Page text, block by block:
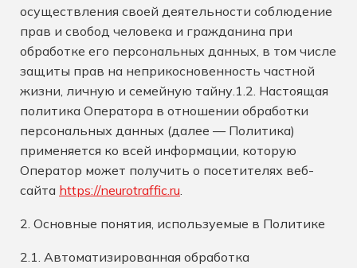
осуществления своей деятельности соблюдение
прав и свобод человека и гражданина при
обработке его персональных данных, в том числе
защиты прав на неприкосновенность частной
жизни, личную и семейную тайну.1.2. Настоящая
политика Оператора в отношении обработки
персональных данных (далее — Политика)
применяется ко всей информации, которую
Оператор может получить о посетителях веб-
сайта https://neurotraffic.ru.
2. Основные понятия, используемые в Политике
2.1. Автоматизированная обработка